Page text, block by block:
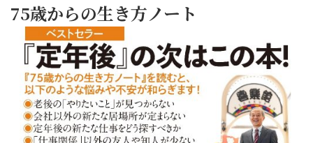
75歳からの生き方ノート